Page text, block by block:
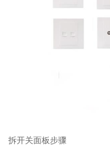
拆开关面板步骤